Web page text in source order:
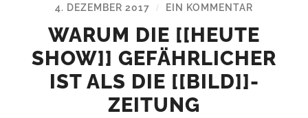
4. DEZEMBER 2017 / EIN KOMMENTAR
WARUM DIE [[HEUTE
SHOW]] GEFÄHRLICHER
IST ALS DIE [[BILD]]-
ZEITUNG